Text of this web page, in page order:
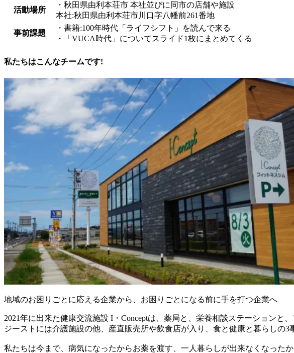
活動場所
・秋田県由利本荘市 本社並びに同市の店舗や施設
本社:秋田県由利本荘市川口字八幡前261番地
事前課題
・書籍:100年時代「ライフシフト」を読んで来る
・「VUCA時代」についてスライド1枚にまとめてくる
私たちはこんなチームです!
地域のお困りごとに応える企業から、お困りごとになる前に手を打つ企業へ
2021年に出来た健康交流施設 I・Conceptは、薬局と、栄養相談ステーション
ジーストには介護施設の他、産直販売所や飲食店が入り、食と健康と暮らしの3
私たちは今まで、病気になったからお薬を渡す、一人暮らしが出来なくなった